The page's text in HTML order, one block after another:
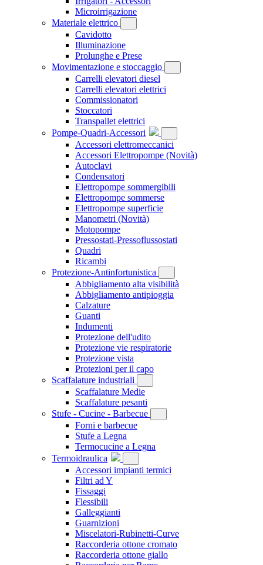
Microirrigazione
Materiale elettrico
Cavidotto
Illuminazione
Prolunghe e Prese
Movimentazione e stoccaggio
Carrelli elevatori diesel
Carrelli elevatori elettrici
Commissionatori
Stoccatori
Transpallet elettrici
Pompe-Quadri-Accessori
Accessori elettromeccanici
Accessori Elettropompe (Novità)
Autoclavi
Condensatori
Elettropompe sommergibili
Elettropompe sommerse
Elettropompe superficie
Manometri (Novità)
Motopompe
Pressostati-Pressoflussostati
Quadri
Ricambi
Protezione-Antinfortunistica
Abbigliamento alta visibilità
Abbigliamento antipioggia
Calzature
Guanti
Indumenti
Protezione dell'udito
Protezione vie respiratorie
Protezione vista
Protezioni per il capo
Scaffalature industriali
Scaffalature Medie
Scaffalature pesanti
Stufe - Cucine - Barbecue
Forni e barbecue
Stufe a Legna
Termocucine a Legna
Termoidraulica
Accessori impianti termici
Filtri ad Y
Fissaggi
Flessibili
Galleggianti
Guarnizioni
Miscelatori-Rubinetti-Curve
Raccorderia ottone cromato
Raccorderia ottone giallo